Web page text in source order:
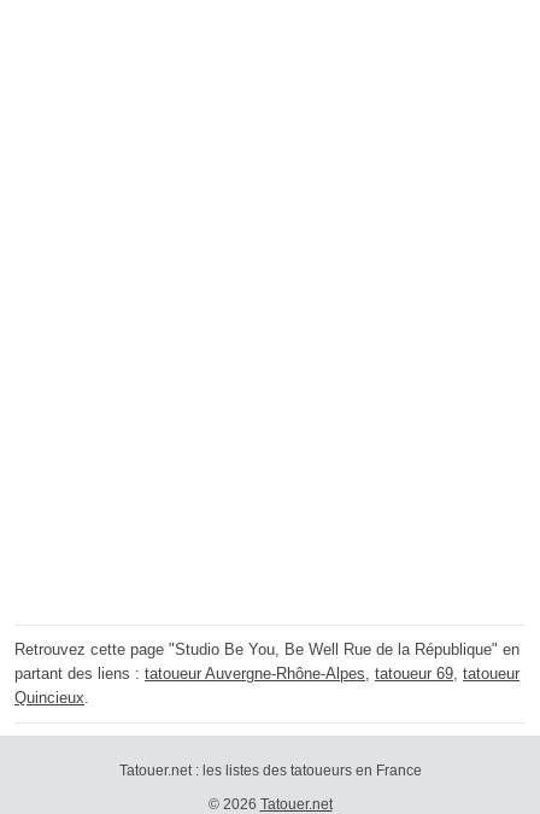
Retrouvez cette page "Studio Be You, Be Well Rue de la République" en
partant des liens : tatoueur Auvergne-Rhône-Alpes, tatoueur 69, tatoueur
Quincieux.
Tatouer.net : les listes des tatoueurs en France
© 2026 Tatouer.net